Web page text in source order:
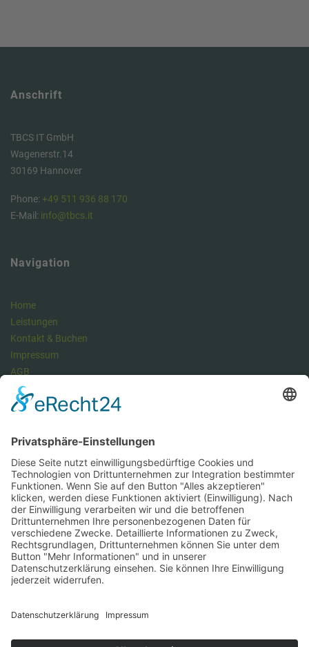
Anschrift
TBCS IT GmbH
Wagenerstr.14
30169 Hannover
Phone: +49 511 936 88 170
E-Mail: info@tbcs.it
Navigation
Home
Leistungen
Kontakt & Buchen
Impressum
AGB
Datenschutzerklärung
Unser Meinung: Unser DSMS ist ein klasse Tool , um die
Anforderungen der DSGVO vollumfänglich zu erfüllen und dabei viel
Zeit zu sparen. Hier können Sie sich über unseren Datenschutz-
Manager informieren.
https://dsms.tbcs.it